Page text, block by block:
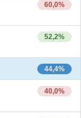
60,0%
52,2%
44,4%
40,0%